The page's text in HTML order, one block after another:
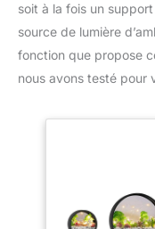
soit à la fois un
source de lumière
fonction que propose
nous avons testé pour